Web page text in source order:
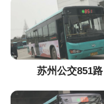
苏州公交851路